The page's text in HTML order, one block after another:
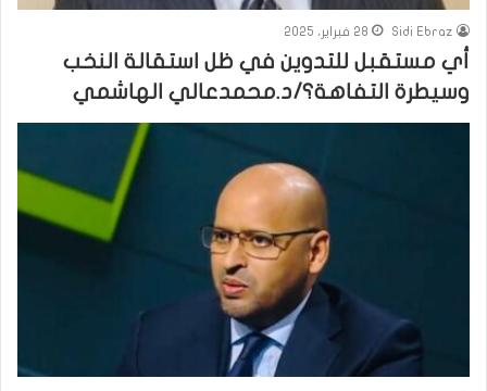
Sidi Ebraz 28 فبراير، 2025
أي مستقبل للتدوين في ظل استقالة النخب
وسيطرة التفاهة؟/د.محمدعالي الهاشمي